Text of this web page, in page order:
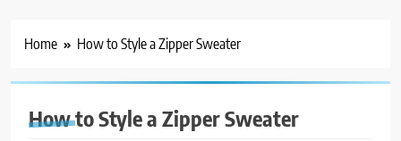
Home How to Style a Zipper Sweater
How to Style a Zipper Sweater